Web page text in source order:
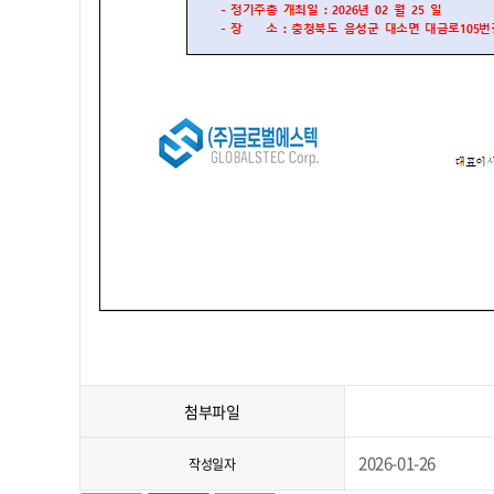
첨부파일
작성일자 2026-01-26